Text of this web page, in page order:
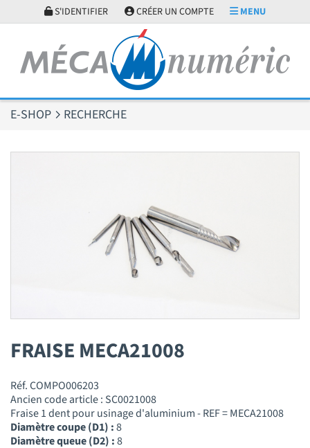
S'IDENTIFIER CRÉER UN COMPTE MENU
E-SHOP RECHERCHE
FRAISE MECA21008
Réf. COMPO006203
Ancien code article : SC0021008
Fraise 1 dent pour usinage d'aluminium - REF = MECA21008
Diamètre coupe (D1) :8
Diamètre queue (D2) :8
Panneau de gestion des cookies